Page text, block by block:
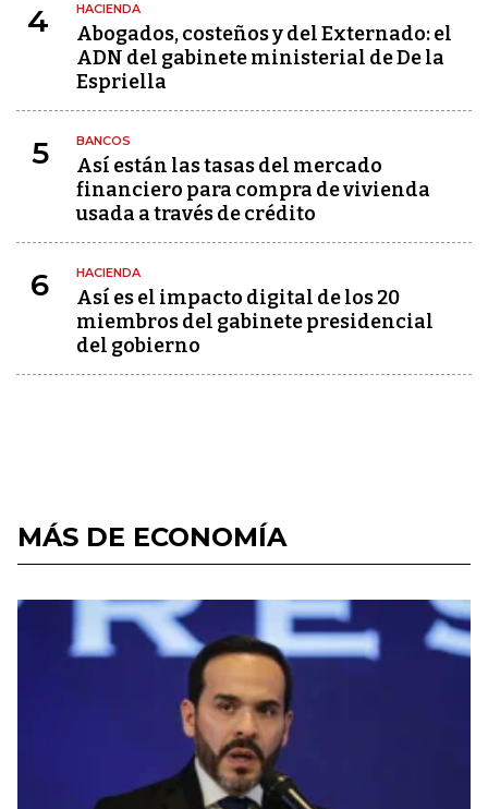
4 HACIENDA
Abogados, costeños y del Externado: el
ADN del gabinete ministerial de De la
Espriella
5 BANCOS
Así están las tasas del mercado
financiero para compra de vivienda
usada a través de crédito
6 HACIENDA
Así es el impacto digital de los 20
miembros del gabinete presidencial
del gobierno
MÁS DE ECONOMÍA